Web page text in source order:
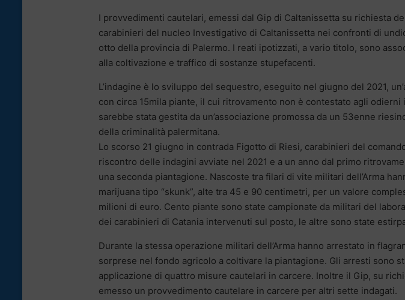
I provvedimenti cautelari, emessi dal Gip di Caltanissetta su richiesta
carabinieri del nucleo Investigativo di Caltanissetta nei confronti di
otto della provincia di Palermo. I reati ipotizzati, a vario titolo, sono
alla coltivazione e traffico di sostanze stupefacenti.
L’indagine è lo sviluppo del sequestro, eseguito nel giugno del 2021,
con circa 15mila piante, il cui ritrovamento non è contestato agli odierni
sarebbe stata gestita da un’associazione promossa da un 53enne
della criminalità palermitana.
Lo scorso 21 giugno in contrada Figotto di Riesi, carabinieri del
riscontro delle indagini avviate nel 2021 e a un anno dal primo
una seconda piantagione. Nascoste tra filari di vite militari dell’Arma
marijuana tipo “skunk”, alte tra 45 e 90 centimetri, per un valore
milioni di euro. Cento piante sono state campionate da militari del
dei carabinieri di Catania intervenuti sul posto, le altre sono state
Durante la stessa operazione militari dell’Arma hanno arrestato in
sorprese nel fondo agricolo a coltivare la piantagione. Gli arresti sono
applicazione di quattro misure cautelari in carcere. Inoltre il Gip, su
emesso un provvedimento cautelare in carcere per altri sette indagati.